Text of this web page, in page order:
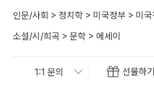
인문/사회 > 정치학 > 미국정부 > 미
소설/시/희곡 > 문학 > 에세이
선물하기